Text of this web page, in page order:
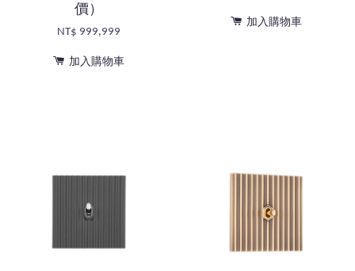
價）
NT$ 999,999
加入購物車
加入購物車